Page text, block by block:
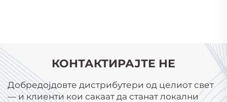
КОНТАКТИРАЈТЕ НЕ
Добредојдовте дистрибутери од целиот свет
— и клиенти кои сакаат да станат локални